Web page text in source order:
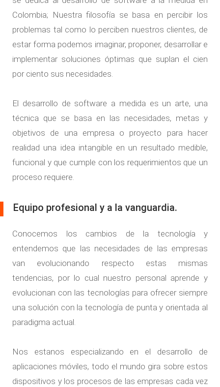
Colombia; Nuestra filosofía se basa en percibir los
problemas tal como lo perciben nuestros clientes, de
estar forma podemos imaginar, proponer, desarrollar e
implementar soluciones óptimas que suplan el cien
por ciento sus necesidades.
El desarrollo de software a medida es un arte, una
técnica que se basa en las necesidades, metas y
objetivos de una empresa o proyecto para hacer
realidad una idea intangible en un resultado medible,
funcional y que cumple con los requerimientos que un
proceso requiere.
Equipo profesional y a la vanguardia.
Conocemos los cambios de la tecnología y
entendemos que las necesidades de las empresas
van evolucionando respecto estas mismas
tendencias, por lo cual nuestro personal aprende y
evolucionan con las tecnologías para ofrecer siempre
una solución con la tecnología de punta y orientada al
paradigma actual.
Nos estanos especializando en el desarrollo de
aplicaciones móviles, todo el mundo gira sobre estos
dispositivos y los procesos de las empresas cada vez